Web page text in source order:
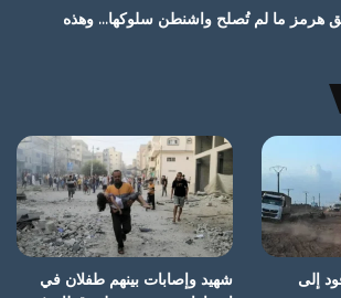
هرمز ما لم تُصلح واشنطن سلوكها… وهذه
وقود إلى
شهيد وإصابات بينهم طفلان في